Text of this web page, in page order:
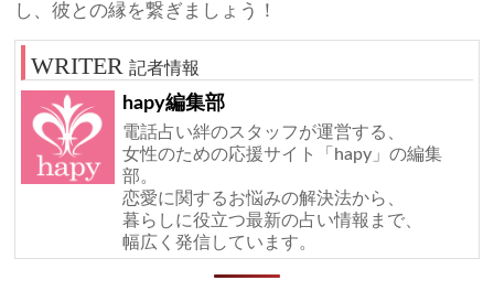
し、彼との縁を繋ぎましょう！
記者情報
hapy編集部
電話占い絆のスタッフが運営する、
女性のための応援サイト「hapy」の編集
部。
恋愛に関するお悩みの解決法から、
暮らしに役立つ最新の占い情報まで、
幅広く発信しています。